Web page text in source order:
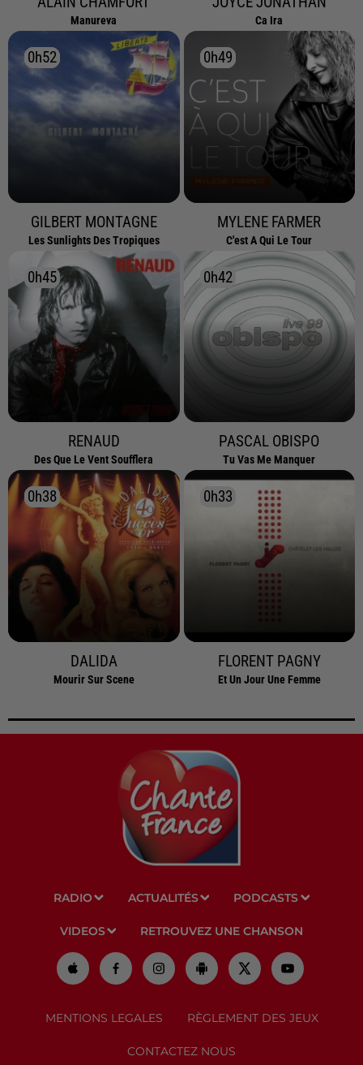
Manureva Ca Ira
0h52
0h52
GILBERT MONTAGNE
Les Sunlights Des Tropiques
0h49
0h49
MYLENE FARMER
C'est A Qui Le Tour
0h45
0h45
RENAUD
Des Que Le Vent Soufflera
0h42
0h42
PASCAL OBISPO
Tu Vas Me Manquer
0h38
0h38
DALIDA
Mourir Sur Scene
0h33
0h33
FLORENT PAGNY
Et Un Jour Une Femme
RADIO ACTUALITÉS PODCASTS
VIDEOS RETROUVEZ UNE CHANSON
MENTIONS LEGALES RÈGLEMENT DES JEUX
CONTACTEZ NOUS